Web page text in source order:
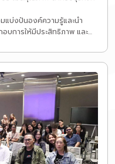
แบ่งปันองค์ความรู้และนำ
บการให้มีประสิทธิภาพ และ